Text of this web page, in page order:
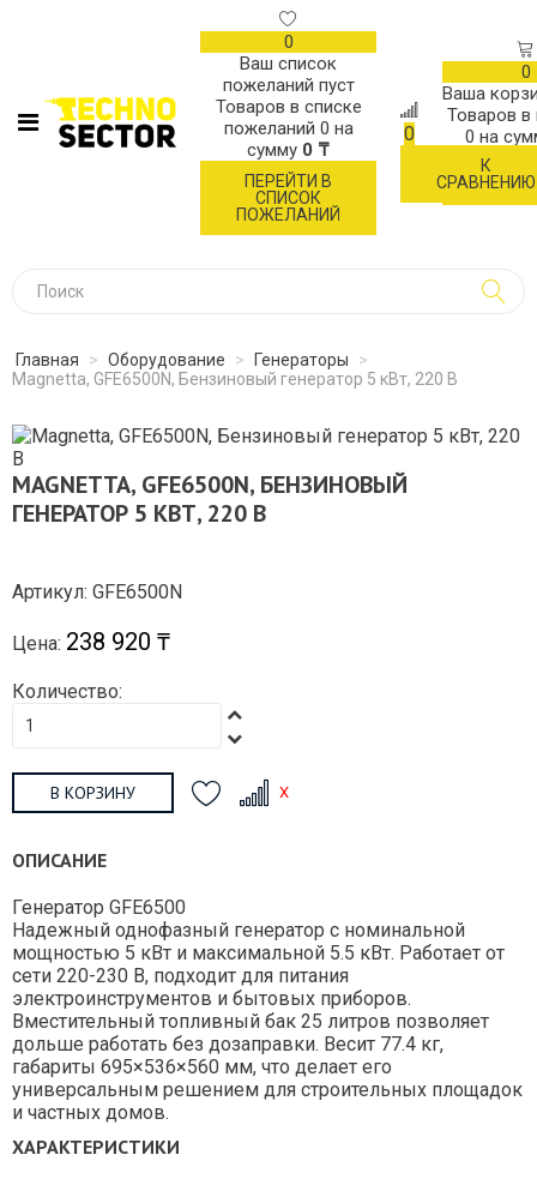
0
Ваш список
пожеланий пуст
Товаров в списке
пожеланий 0 на
сумму 0 ₸
ПЕРЕЙТИ В
СПИСОК
ПОЖЕЛАНИЙ
0
К
СРАВНЕНИЮ
0
Ваша
Товаров в
0 на
Главная > Оборудование > Генераторы
>
Magnetta, GFE6500N, Бензиновый генератор 5 кВт, 220 В
MAGNETTA, GFE6500N, БЕНЗИНОВЫЙ
ГЕНЕРАТОР 5 КВТ, 220 В
Артикул: GFE6500N
Цена: 238 920 ₸
Количество:
В КОРЗИНУ
ОПИСАНИЕ
Генератор GFE6500
Надежный однофазный генератор с номинальной
мощностью 5 кВт и максимальной 5.5 кВт. Работает от
сети 220-230 В, подходит для питания
электроинструментов и бытовых приборов.
Вместительный топливный бак 25 литров позволяет
дольше работать без дозаправки. Весит 77.4 кг,
габариты 695×536×560 мм, что делает его
универсальным решением для строительных площадок
и частных домов.
ХАРАКТЕРИСТИКИ